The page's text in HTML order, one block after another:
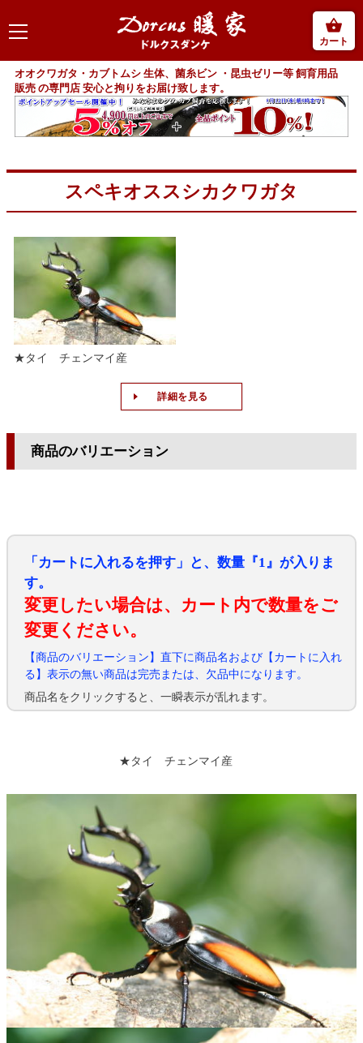
カート
オオクワガタ・カブトムシ 生体、菌糸ビン ・昆虫ゼリー等 飼育用品
販売 の専門店 安心と拘りをお届け致します。
スペキオススシカクワガタ
★タイ チェンマイ産
詳細を見る
商品のバリエーション
「カートに入れるを押す」と、数量『1』が入りま
す。
変更したい場合は、カート内で数量をご
変更ください。
【商品のバリエーション】直下に商品名および【カートに入れ
る】表示の無い商品は完売または、欠品中になります。
商品名をクリックすると、一瞬表示が乱れます。
★タイ チェンマイ産